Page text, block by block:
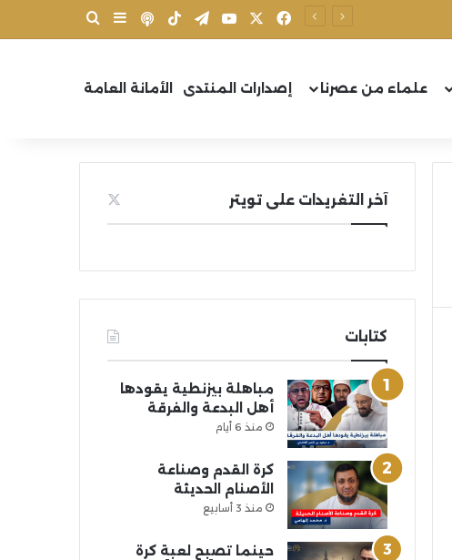
فيسبوك يوتيوبتيلقرام‫TikTokبودكاستإضافة عمود
علماء من عصرنا إصدارات المنتدى الأمانة العامة
آخر التغريدات على تويتر
كتابات
مباهلة بيزنطية يقودها
أهل البدعة والفرقة
منذ 6 أيام
كرة القدم وصناعة
الأصنام الحديثة
منذ 3 أسابيع
حينما تصبح لعبة كرة